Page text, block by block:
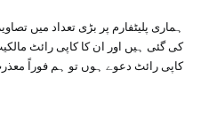
ہماری پلیٹفارم پر بڑی تعداد میں
کی گئی ہیں اور ان کا کاپی رائٹ
کاپی رائٹ دعوے ہوں تو ہم فوراً